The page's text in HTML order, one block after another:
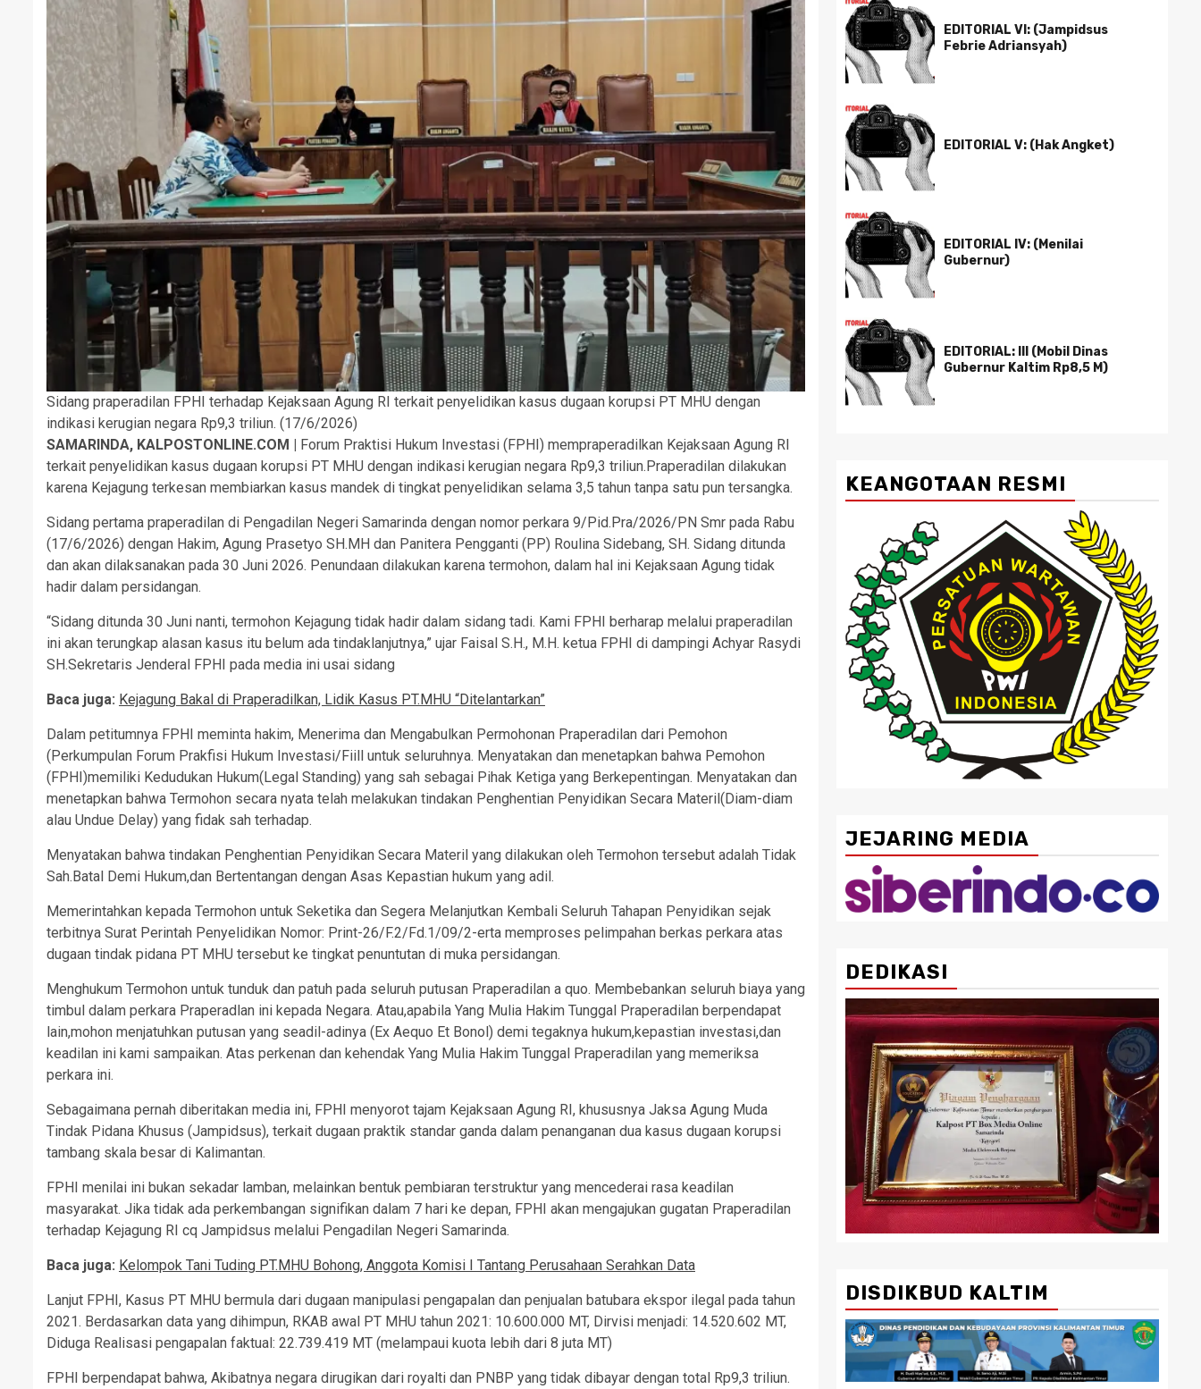
Sidang praperadilan FPHI terhadap Kejaksaan Agung RI terkait penyelidikan kasus dugaan korupsi PT MHU dengan
indikasi kerugian negara Rp9,3 triliun. (17/6/2026)
SAMARINDA, KALPOSTONLINE.COM | Forum Praktisi Hukum Investasi (FPHI) mempraperadilkan Kejaksaan Agung RI
terkait penyelidikan kasus dugaan korupsi PT MHU dengan indikasi kerugian negara Rp9,3 triliun.Praperadilan dilakukan
karena Kejagung terkesan membiarkan kasus mandek di tingkat penyelidikan selama 3,5 tahun tanpa satu pun tersangka.
Sidang pertama praperadilan di Pengadilan Negeri Samarinda dengan nomor perkara 9/Pid.Pra/2026/PN Smr pada Rabu
(17/6/2026) dengan Hakim, Agung Prasetyo SH.MH dan Panitera Pengganti (PP) Roulina Sidebang, SH. Sidang ditunda
dan akan dilaksanakan pada 30 Juni 2026. Penundaan dilakukan karena termohon, dalam hal ini Kejaksaan Agung tidak
hadir dalam persidangan.
“Sidang ditunda 30 Juni nanti, termohon Kejagung tidak hadir dalam sidang tadi. Kami FPHI berharap melalui praperadilan
ini akan terungkap alasan kasus itu belum ada tindaklanjutnya,” ujar Faisal S.H., M.H. ketua FPHI di dampingi Achyar Rasydi
SH.Sekretaris Jenderal FPHI pada media ini usai sidang
Baca juga: Kejagung Bakal di Praperadilkan, Lidik Kasus PT.MHU “Ditelantarkan”
Dalam petitumnya FPHI meminta hakim, Menerima dan Mengabulkan Permohonan Praperadilan dari Pemohon
(Perkumpulan Forum Prakfisi Hukum Investasi/Fiill untuk seluruhnya. Menyatakan dan menetapkan bahwa Pemohon
(FPHI)memiliki Kedudukan Hukum(Legal Standing) yang sah sebagai Pihak Ketiga yang Berkepentingan. Menyatakan dan
menetapkan bahwa Termohon secara nyata telah melakukan tindakan Penghentian Penyidikan Secara Materil(Diam-diam
alau Undue Delay) yang fidak sah terhadap.
Menyatakan bahwa tindakan Penghentian Penyidikan Secara Materil yang dilakukan oleh Termohon tersebut adalah Tidak
Sah.Batal Demi Hukum,dan Bertentangan dengan Asas Kepastian hukum yang adil.
Memerintahkan kepada Termohon untuk Seketika dan Segera Melanjutkan Kembali Seluruh Tahapan Penyidikan sejak
terbitnya Surat Perintah Penyelidikan Nomor: Print-26/F.2/Fd.1/09/2-erta memproses pelimpahan berkas perkara atas
dugaan tindak pidana PT MHU tersebut ke tingkat penuntutan di muka persidangan.
Menghukum Termohon untuk tunduk dan patuh pada seluruh putusan Praperadilan a quo. Membebankan seluruh biaya yang
timbul dalam perkara Praperadlan ini kepada Negara. Atau,apabila Yang Mulia Hakim Tunggal Praperadilan berpendapat
lain,mohon menjatuhkan putusan yang seadil-adinya (Ex Aequo Et Bonol) demi tegaknya hukum,kepastian investasi,dan
keadilan ini kami sampaikan. Atas perkenan dan kehendak Yang Mulia Hakim Tunggal Praperadilan yang memeriksa
perkara ini.
Sebagaimana pernah diberitakan media ini, FPHI menyorot tajam Kejaksaan Agung RI, khususnya Jaksa Agung Muda
Tindak Pidana Khusus (Jampidsus), terkait dugaan praktik standar ganda dalam penanganan dua kasus dugaan korupsi
tambang skala besar di Kalimantan.
FPHI menilai ini bukan sekadar lamban, melainkan bentuk pembiaran terstruktur yang mencederai rasa keadilan
masyarakat. Jika tidak ada perkembangan signifikan dalam 7 hari ke depan, FPHI akan mengajukan gugatan Praperadilan
terhadap Kejagung RI cq Jampidsus melalui Pengadilan Negeri Samarinda.
Baca juga: Kelompok Tani Tuding PT.MHU Bohong, Anggota Komisi I Tantang Perusahaan Serahkan Data
Lanjut FPHI, Kasus PT MHU bermula dari dugaan manipulasi pengapalan dan penjualan batubara ekspor ilegal pada tahun
2021. Berdasarkan data yang dihimpun, RKAB awal PT MHU tahun 2021: 10.600.000 MT, Dirvisi menjadi: 14.520.602 MT,
Diduga Realisasi pengapalan faktual: 22.739.419 MT (melampaui kuota lebih dari 8 juta MT)
FPHI berpendapat bahwa, Akibatnya negara dirugikan dari royalti dan PNBP yang tidak dibayar dengan total Rp9,3 triliun.
EDITORIAL VI: (Jampidsus
Febrie Adriansyah)
EDITORIAL V: (Hak Angket)
EDITORIAL IV: (Menilai
Gubernur)
EDITORIAL: III (Mobil Dinas
Gubernur Kaltim Rp8,5 M)
KEANGOTAAN RESMI
JEJARING MEDIA
DEDIKASI
DISDIKBUD KALTIM